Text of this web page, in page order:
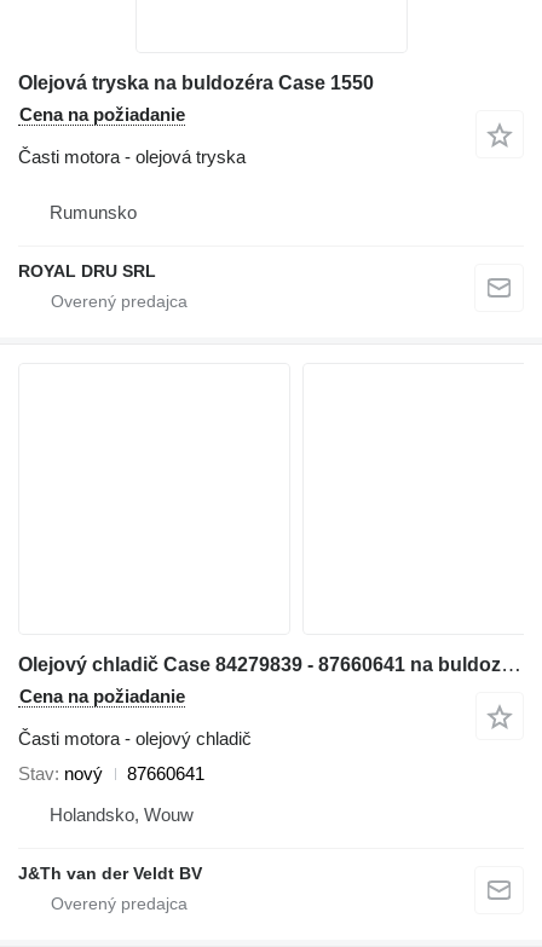
Olejová tryska na buldozéra Case 1550
Cena na požiadanie
Časti motora - olejová tryska
Rumunsko
ROYAL DRU SRL
Olejový chladič Case 84279839 - 87660641 na buldozéra New Holland D150B 1650L
Cena na požiadanie
Časti motora - olejový chladič
Stav nový
87660641
Holandsko, Wouw
J&Th van der Veldt BV